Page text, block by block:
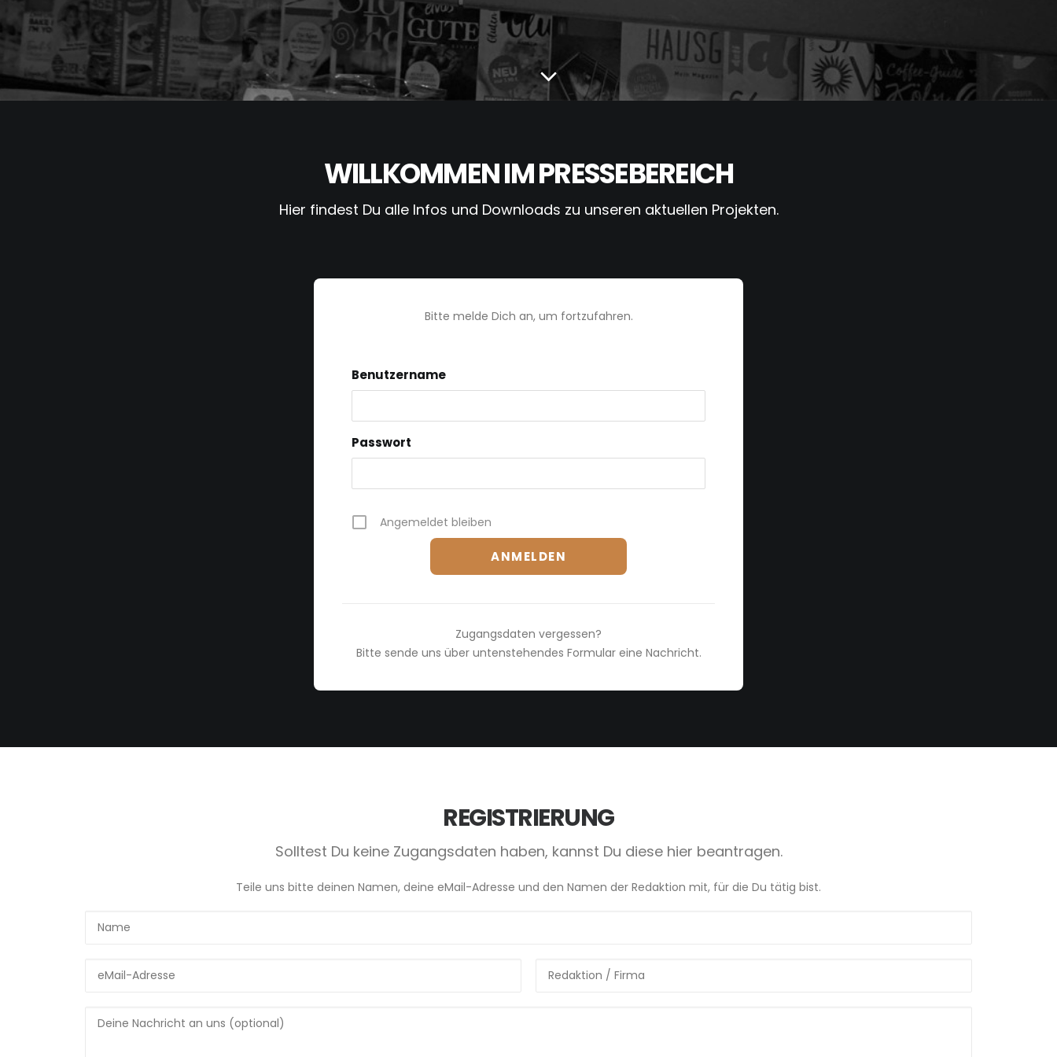
WILLKOMMEN IM PRESSEBEREICH
Hier findest Du alle Infos und Downloads zu unseren aktuellen Projekten.
Bitte melde Dich an, um fortzufahren.
Benutzername
Passwort
Angemeldet bleiben
Zugangsdaten vergessen?
Bitte sende uns über untenstehendes Formular eine Nachricht.
REGISTRIERUNG
Solltest Du keine Zugangsdaten haben, kannst Du diese hier beantragen.
Teile uns bitte deinen Namen, deine eMail-Adresse und den Namen der Redaktion mit, für die Du tätig bist.